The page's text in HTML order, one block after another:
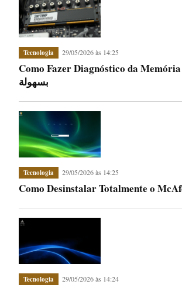
Tecnologia 29/05/2026 às 14:25
Como Fazer Diagnóstico da
بسهولة
Tecnologia 29/05/2026 às 14:25
Como Desinstalar Totalmente o
Tecnologia 29/05/2026 às 14:24